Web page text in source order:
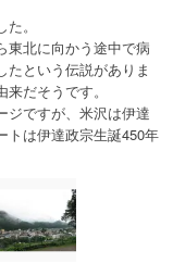
。
東北に向かう途中で病
たという伝説がありま
だそうです。
ジですが、米沢は伊達
トは伊達政宗生誕450年